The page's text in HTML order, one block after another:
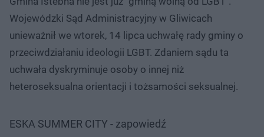
Wojewódzki Sąd Administracyjny w Gliwicach
unieważnił we wtorek, 14 lipca uchwałę rady gminy o
przeciwdziałaniu ideologii LGBT. Zdaniem sądu ta
uchwała dyskryminuje osoby o innej niż
heteroseksualna orientacji i tożsamości seksualnej.
ESKA SUMMER CITY - zapowiedź